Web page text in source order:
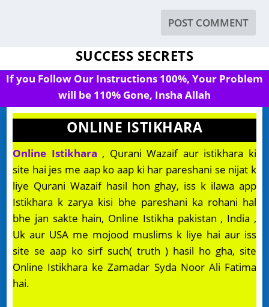
SUCCESS SECRETS
If you Follow Our Instructions 100%, Your Problem
will be 110% Gone, Insha Allah
ONLINE ISTIKHARA
Online Istikhara , Qurani Wazaif aur istikhara ki
site hai jes me aap ko aap ki har pareshani se nijat k
liye Qurani Wazaif hasil hon ghay, iss k ilawa app
Istikhara k zarya kisi bhe pareshani ka rohani hal
bhe jan sakte hain, Online Istikha pakistan , India ,
Uk aur USA me mojood muslims k liye hai aur iss
site se aap ko sirf such( truth ) hasil ho gha, site
Online Istikhara ke Zamadar Syda Noor Ali Fatima
hai.